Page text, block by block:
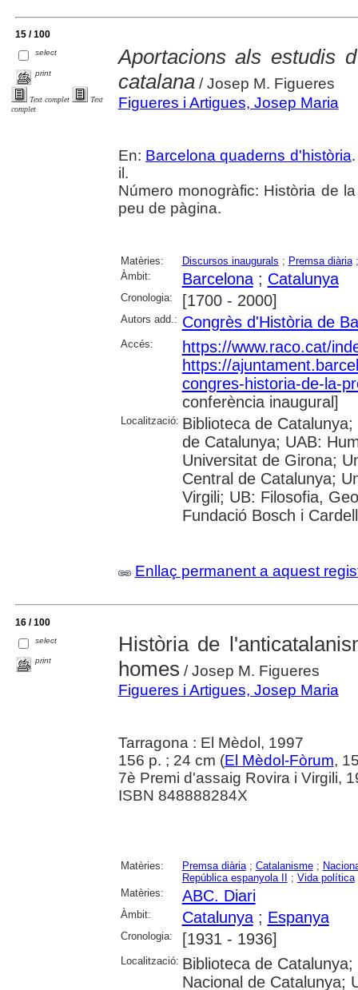
15 / 100
select
print
Text complet
Text
complet
Aportacions als estudis
catalana/ Josep M. Figueres
Figueres i Artigues, Josep Maria
En: Barcelona quaderns d'història
il.
Número monogràfic: Història de
peu de pàgina.
Matèries: Discursos inaugurals ; Premsa diària
Àmbit:
Barcelona; Catalunya
Cronologia: [1700 - 2000]
Autors add.: Congrès d'Història de
Accés:
https://www.raco.cat/
https://
congres-historia-de-la-
conferència inaugural]
Localització: Biblioteca de
de Catalunya; UAB:
Universitat de Girona;
Central de Catalunya;
Virgili; UB: Filosofia,
Fundació Bosch i
Enllaç permanent a aquest
16 / 100
select
print
Història de
homes / Josep M. Figueres
Figueres i Artigues, Josep Maria
Tarragona : El Mèdol, 1997
156 p. ; 24 cm (El Mèdol-Fòrum,
7è Premi d'assaig Rovira i Virgili,
ISBN 848888284X
Matèries: Premsa diària; Catalanisme;
República espanyola II
; Vida política
Matèries:
ABC. Diari
Àmbit: Catalunya; Espanya
Cronologia: [1931 - 1936]
Localització: Biblioteca de
Nacional de Catalunya;